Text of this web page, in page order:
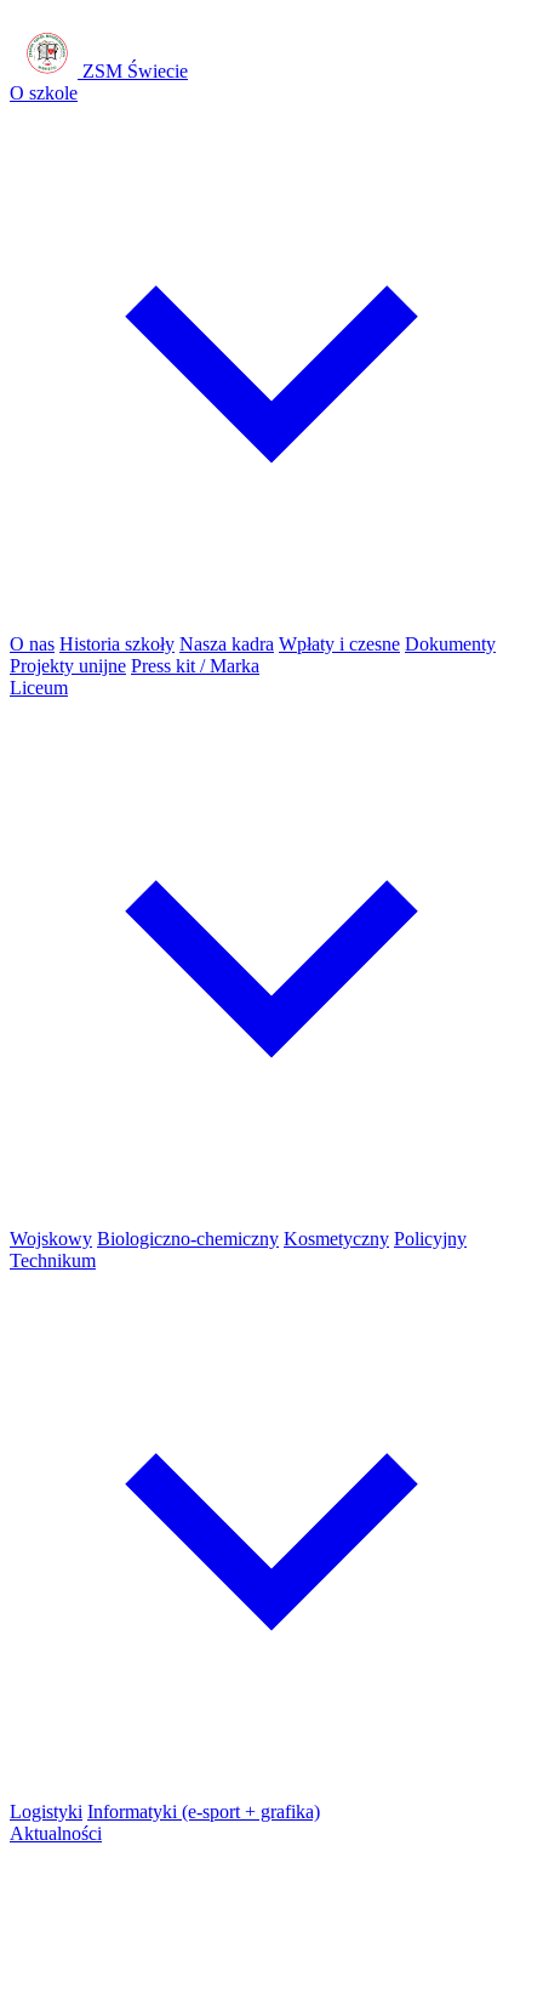
ZSM Świecie
O szkole
O nas Historia szkoły Nasza kadra Wpłaty i czesne Dokumenty
Projekty unijne Press kit / Marka
Liceum
Wojskowy Biologiczno-chemiczny Kosmetyczny Policyjny
Technikum
Logistyki Informatyki (e-sport + grafika)
Aktualności